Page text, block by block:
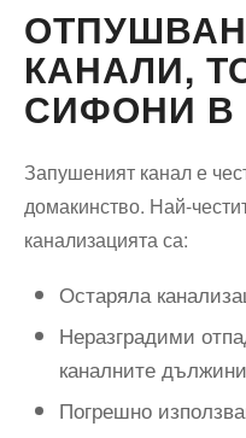
КАНАЛИ,
СИФОНИ В
Запушеният канал е
домакинство. Най-
канализацията са:
Остаряла
Неразградими
каналните
Погрешно